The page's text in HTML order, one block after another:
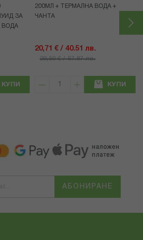
ЗА
ВОДА
КУПИ
200МЛ + ТЕРМАЛНА ВОДА +
ЧАНТА
20,71 € / 40.51 лв.
29,59 € / 57.87 лв.
КУПИ
АБОНИРАНЕ